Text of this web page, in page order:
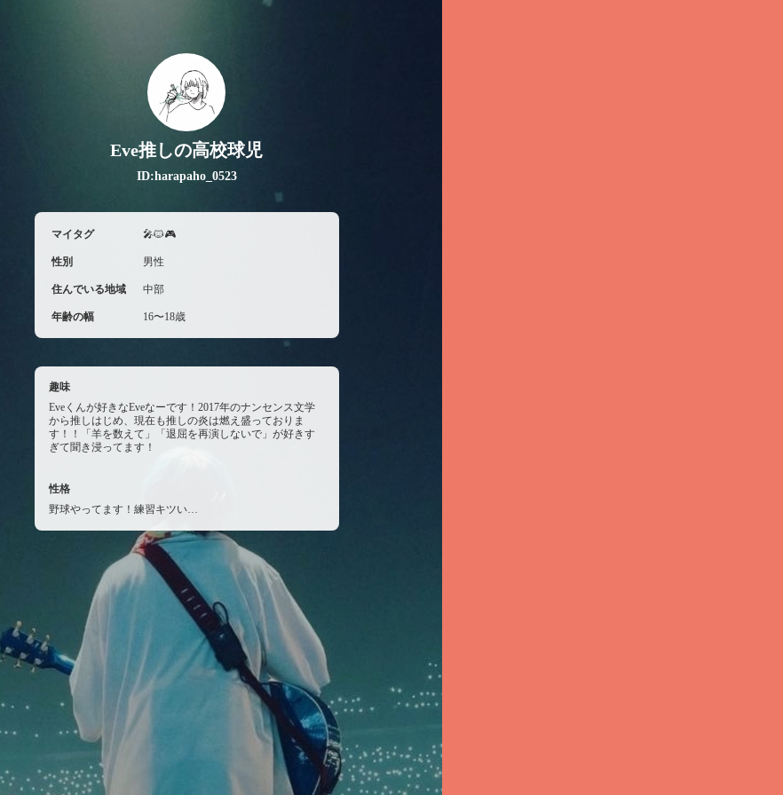
Eve推しの高校球児
ID:harapaho_0523
マイタグ 🎤🐱🎮
性別 男性
住んでいる地域 中部
年齢の幅 16〜18歳
趣味
Eveくんが好きなEveなーです！2017年のナンセンス文学
から推しはじめ、現在も推しの炎は燃え盛っておりま
す！！「羊を数えて」「退屈を再演しないで」が好きす
ぎて聞き浸ってます！
性格
野球やってます！練習キツい…